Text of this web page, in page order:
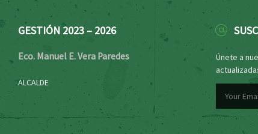
GESTIÓN 2023 – 2026
Eco. Manuel E. Vera Paredes
ALCALDE
Únete a